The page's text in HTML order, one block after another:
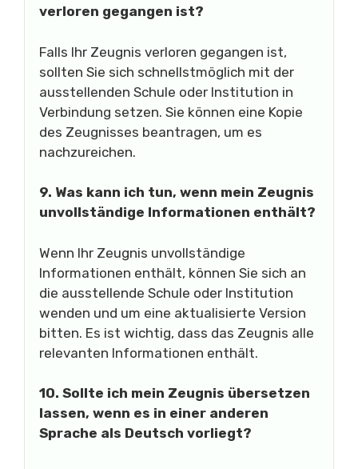
verloren gegangen ist?
Falls Ihr Zeugnis verloren gegangen ist,
sollten Sie sich schnellstmöglich mit der
ausstellenden Schule oder Institution in
Verbindung setzen. Sie können eine Kopie
des Zeugnisses beantragen, um es
nachzureichen.
9. Was kann ich tun, wenn mein Zeugnis
unvollständige Informationen enthält?
Wenn Ihr Zeugnis unvollständige
Informationen enthält, können Sie sich an
die ausstellende Schule oder Institution
wenden und um eine aktualisierte Version
bitten. Es ist wichtig, dass das Zeugnis alle
relevanten Informationen enthält.
10. Sollte ich mein Zeugnis übersetzen
lassen, wenn es in einer anderen
Sprache als Deutsch vorliegt?